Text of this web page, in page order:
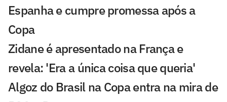
Espanha e cumpre promessa após a
Copa
Zidane é apresentado na França e
revela: 'Era a única coisa que queria'
Algoz do Brasil na Copa entra na mira de